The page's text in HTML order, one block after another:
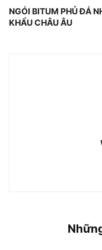
NGÓI BITUM PHỦ ĐÁ
KHẨU CHÂU ÂU